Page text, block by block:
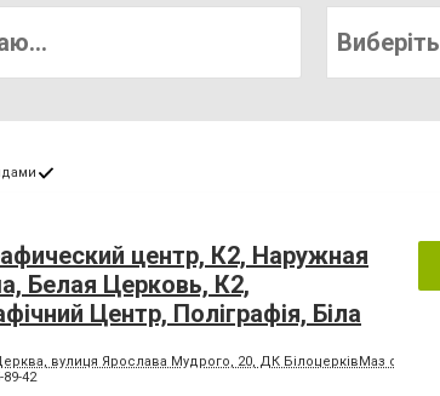
Виберіть
центр, К2, Наружная
Белая Церковь, К2,
Центр, Поліграфія, Біла
вулиця Ярослава Мудрого, 20, ДК БілоцерківМаз оф. 103
89-42